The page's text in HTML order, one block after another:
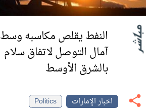
النفط يقلص مكاسبه وسط
آمال التوصل لاتفاق سلام
بالشرق الأوسط
اخبار الإمارات
Politics